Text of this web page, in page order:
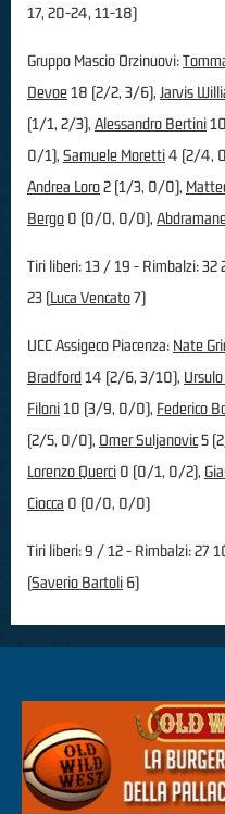
17, 20-24, 11-18)
Gruppo Mascio Orzinuovi:
Devoe18 (2/2, 3/6), Jarvis
(1/1, 2/3), Alessandro Bertini
0/1), Samuele Moretti4 (2/4,
Andrea Loro2 (1/3, 0/0),
Bergo 0 (0/0, 0/0),
Tiri liberi: 13 / 19 - Rimbalzi: 32
23 (Luca Vencato7)
UCC Assigeco Piacenza: Nate
Bradford14 (2/6, 3/10), Ursulo
Filoni10 (3/9, 0/0), Federico
(2/5, 0/0), Omer Suljanovic5
Lorenzo Querci 0 (0/1, 0/2),
Ciocca 0 (0/0, 0/0)
Tiri liberi: 9 / 12 - Rimbalzi: 27
(Saverio Bartoli 6)